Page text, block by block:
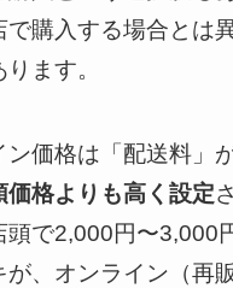
で購入する場合とは
ます。
ン価格は「配送料」
価格よりも高く設定
頭で2,000円〜3,000
が、オンライン（再